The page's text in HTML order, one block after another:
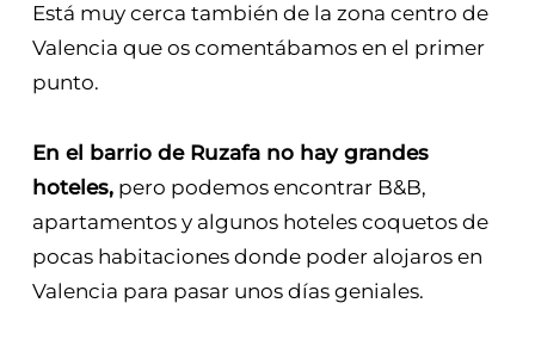
Está muy cerca también de la zona centro de
Valencia que os comentábamos en el primer
punto.
En el barrio de Ruzafa no hay grandes
hoteles,pero podemos encontrar B&B,
apartamentos y algunos hoteles coquetos de
pocas habitaciones donde poder alojaros en
Valencia para pasar unos días geniales.